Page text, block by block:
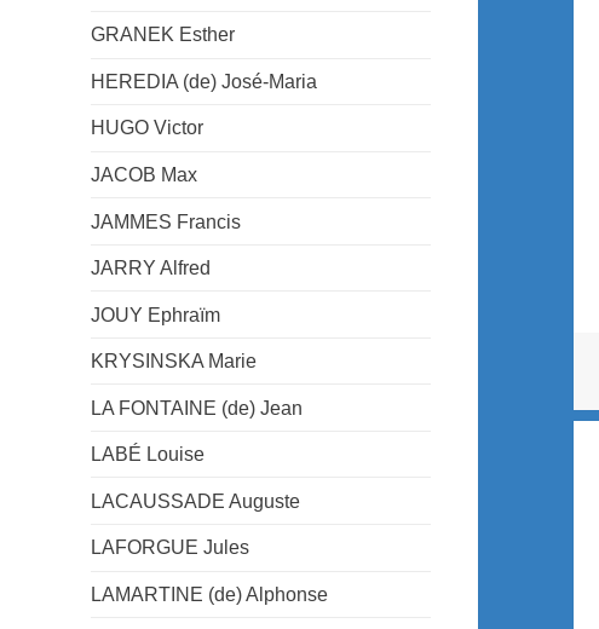
GRANEK Esther
HEREDIA (de) José-Maria
HUGO Victor
JACOB Max
JAMMES Francis
JARRY Alfred
JOUY Ephraïm
KRYSINSKA Marie
LA FONTAINE (de) Jean
LABÉ Louise
LACAUSSADE Auguste
LAFORGUE Jules
LAMARTINE (de) Alphonse